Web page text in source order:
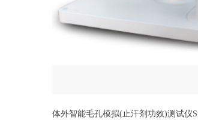
体外智能毛孔模拟(止汗剂功效)测试仪